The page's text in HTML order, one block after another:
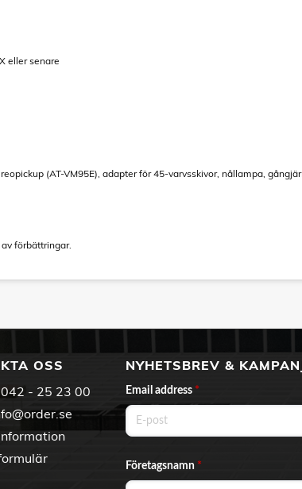
eller senare
(AT-VM95E), adapter för 45-varvsskivor, nållampa,
förbättringar.
OSS
042 - 25 23 00
NYHETSBREV &
Email address *
Företagsnamn *